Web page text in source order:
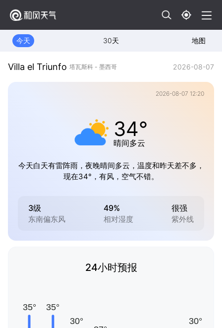
今天 30天 地图
Villa el Triunfo 塔瓦斯科 - 墨西哥 2026-08-07
2026-08-07 12:20
34°
晴间多云
今天白天有雷阵雨，夜晚晴间多云，温度和昨天差不多，
现在34°，有风，空气不错。
3级
东南偏东风
49%
相对湿度
很强
紫外线
24小时预报